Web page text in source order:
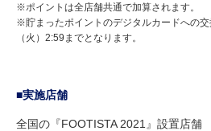
※ポイントは全店舗共通で加算されます。
※貯まったポイントのデジタルカードへの
（火）2:59までとなります。
■実施店舗
全国の『FOOTISTA 2021』設置店舗